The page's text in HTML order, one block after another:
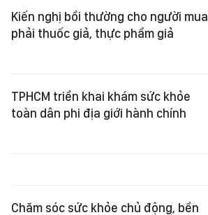
Kiến nghị bồi thường cho người mua
phải thuốc giả, thực phẩm giả
TPHCM triển khai khám sức khỏe
toàn dân phi địa giới hành chính
Chăm sóc sức khỏe chủ động, bền